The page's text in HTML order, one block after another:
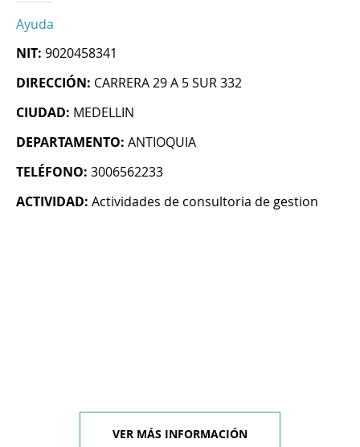
Ayuda
NIT: 9020458341
DIRECCIÓN: CARRERA 29 A 5 SUR 332
CIUDAD: MEDELLIN
DEPARTAMENTO: ANTIOQUIA
TELÉFONO: 3006562233
ACTIVIDAD: Actividades de consultoria de gestion
VER MÁS INFORMACIÓN